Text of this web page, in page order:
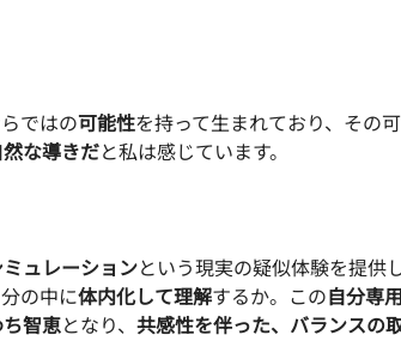
ではの可能性を持って生まれており、その
然な導きだと私は感じています。
ュレーションという現実の疑似体験を提供
の中に体内化して理解するか。この自分専
智恵となり、共感性を伴った、バランスの